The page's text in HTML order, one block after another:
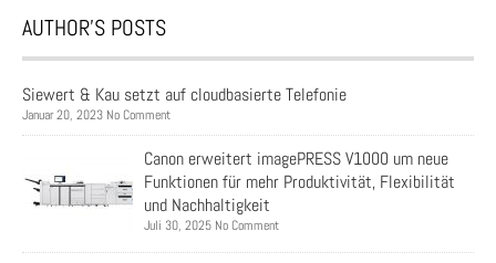
AUTHOR’S POSTS
Siewert & Kau setzt auf cloudbasierte Telefonie
Januar 20, 2023 No Comment
Canon erweitert imagePRESS V1000 um neue
Funktionen für mehr Produktivität, Flexibilität
und Nachhaltigkeit
Juli 30, 2025 No Comment